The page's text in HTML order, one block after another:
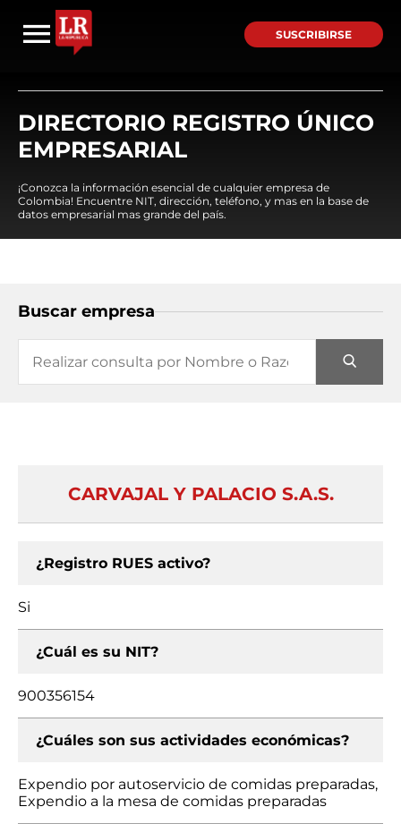
SUSCRIBIRSE
DIRECTORIO REGISTRO ÚNICO
EMPRESARIAL
¡Conozca la información esencial de cualquier empresa de
Colombia! Encuentre NIT, dirección, teléfono, y mas en la base de
datos empresarial mas grande del país.
Buscar empresa
CARVAJAL Y PALACIO S.A.S.
¿Registro RUES activo?
Si
¿Cuál es su NIT?
900356154
¿Cuáles son sus actividades económicas?
Expendio por autoservicio de comidas preparadas,
Expendio a la mesa de comidas preparadas